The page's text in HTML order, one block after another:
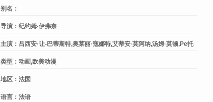
别名：
导演： 纪约姆·伊弗奈
主演： 吕西安·让-巴蒂斯特,奥莱丽·寇娜特,艾蒂安·莫阿纳,汤姆·莫顿,Pe托
类型： 动画,欧美动漫
地区： 法国
语言： 法语